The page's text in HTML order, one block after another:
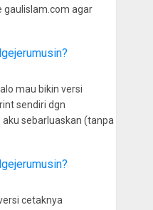
gaulislam.com agar
mau bikin versi
sendiri dgn
sebarluaskan (tanpa
cetaknya